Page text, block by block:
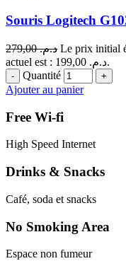
Souris Logitech
د.م.279,00
actuel est : د.م. 199,00.
Quantité
Ajouter au panier
Free Wi-fi
High Speed Internet
Drinks & Snacks
Café, soda et snacks
No Smoking Area
Espace non fumeur